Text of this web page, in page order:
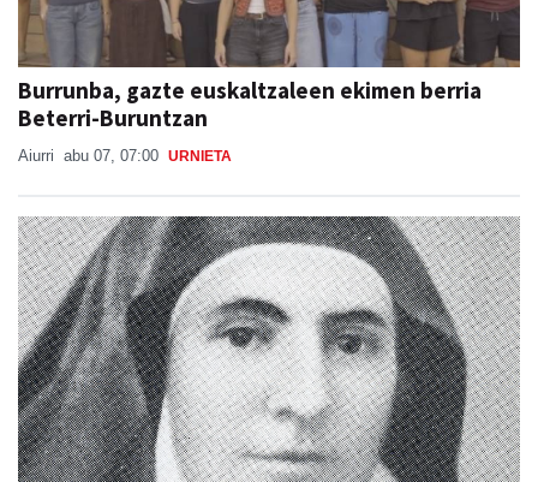
Burrunba, gazte euskaltzaleen ekimen berria
Beterri-Buruntzan
Aiurri abu 07, 07:00 URNIETA